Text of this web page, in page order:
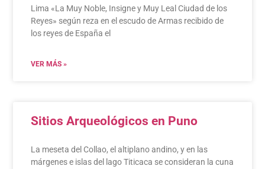
Lima «La Muy Noble, Insigne y Muy Leal Ciudad de los
Reyes» según reza en el escudo de Armas recibido de
los reyes de España el
VER MÁS »
Sitios Arqueológicos en Puno
La meseta del Collao, el altiplano andino, y en las
márgenes e islas del lago Titicaca se consideran la cuna